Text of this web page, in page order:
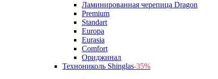
Ламинированная черепица Dragon
Premium
Standart
Europa
Eurasia
Comfort
Ориджинал
Технониколь Shinglas-35%